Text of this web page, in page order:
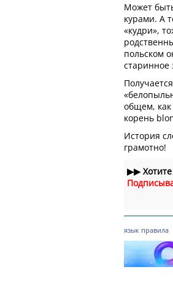
Может
курами. А
«кудри»,
польском
старинное
общем, как
корень
История
грамотно!
▶▶
язык правила